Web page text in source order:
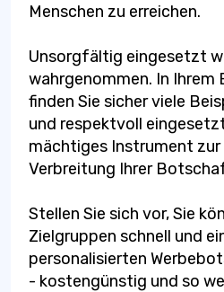
Menschen zu erreichen.
Unsorgfältig eingesetzt
wahrgenommen. In
finden Sie sicher viele
und respektvoll
mächtiges Instrument
Verbreitung Ihrer
Stellen Sie sich vor, Sie
Zielgruppen schnell und
personalisierten
- kostengünstig und so